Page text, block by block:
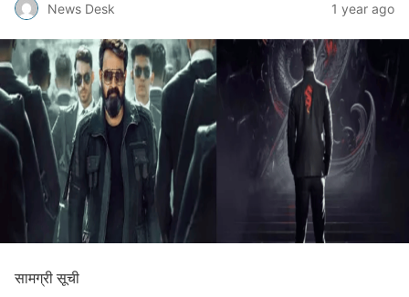
News Desk 1 year ago
सामग्री सूची